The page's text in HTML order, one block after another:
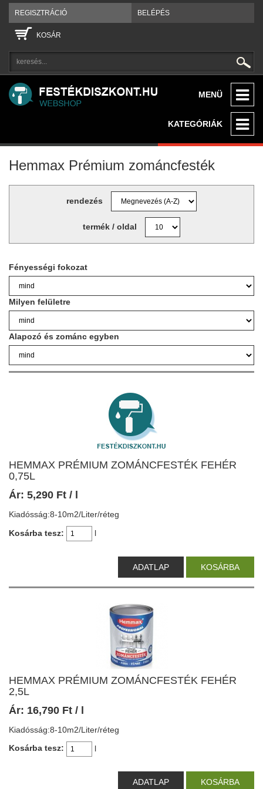
REGISZTRÁCIÓ BELÉPÉS
KOSÁR
MENÜ
KATEGÓRIÁK
Hemmax Prémium zománcfesték
rendezés
termék / oldal
Fényességi fokozat
Milyen felületre
Alapozó és zománc egyben
HEMMAX PRÉMIUM ZOMÁNCFESTÉK FEHÉR
0,75L
Ár: 5,290 Ft / l
Kiadósság:8-10m2/Liter/réteg
Kosárba tesz:
l
ADATLAP KOSÁRBA
HEMMAX PRÉMIUM ZOMÁNCFESTÉK FEHÉR
2,5L
Ár: 16,790 Ft / l
Kiadósság:8-10m2/Liter/réteg
Kosárba tesz:
l
ADATLAP KOSÁRBA